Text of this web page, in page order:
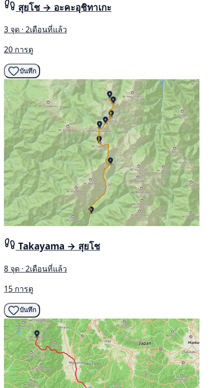
สุยโช → อะคะอุชิทาเกะ
3 จุด · 2เดือนที่แล้ว
20 การดู
บันทึก
Takayama → สุยโช
8 จุด · 2เดือนที่แล้ว
15 การดู
บันทึก